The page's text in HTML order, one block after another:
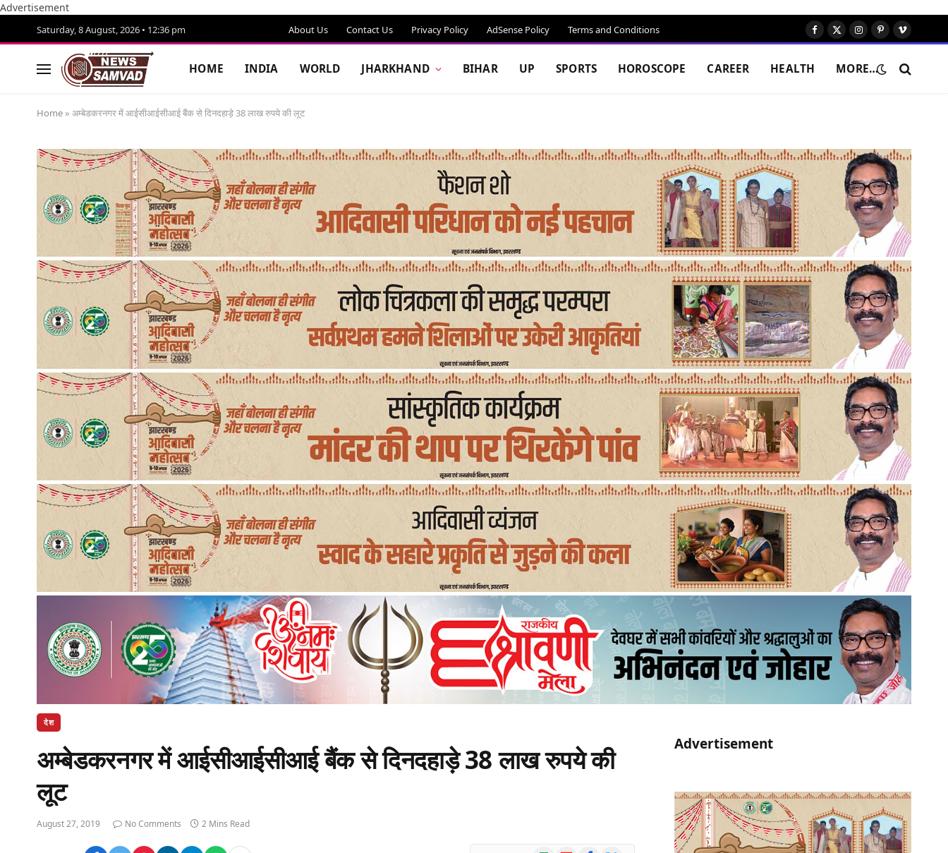
Advertisement
Saturday, 8 August, 2026 • 12:36 pm About Us Contact Us Privacy Policy AdSense Policy Terms and Conditions Facebook
X
Instagram
Pinterest
Vimeo
HOME INDIA WORLD JHARKHAND BIHAR UP SPORTS HOROSCOPE CAREER HEALTH MORE…
Home » अम्बेडकरनगर में आईसीआईसीआई बैंक से दिनदहाड़े 38 लाख रुपये की लूट
देश
अम्बेडकरनगर में आईसीआईसीआई बैंक से दिनदहाड़े 38 लाख रुपये की
लूट
August 27, 2019 No Comments 2 Mins Read
Advertisement